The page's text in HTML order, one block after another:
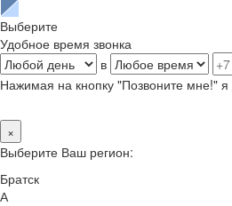
Выберите
Удобное время звонка
в
Нажимая на кнопку "Позвоните мне!"
×
Выберите Ваш регион:
Братск
А